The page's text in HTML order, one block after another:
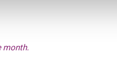
month.